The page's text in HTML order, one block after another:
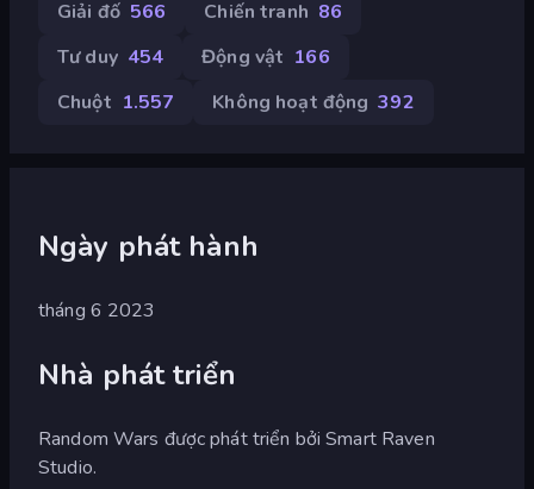
Giải đố 566 Chiến tranh 86
Tư duy 454 Động vật 166
Chuột 1.557 Không hoạt động 392
Ngày phát hành
tháng 6 2023
Nhà phát triển
Random Wars được phát triển bởi Smart Raven
Studio.